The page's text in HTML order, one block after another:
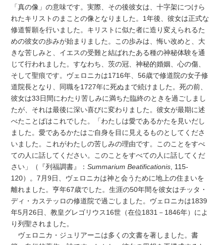
「真の像」の意味です。実際、その後彼女は、十字架につけら
れたキリストのまことの像となりました。1年後、彼女は正式な
修道誓願を行いました。キリストに似た者に造り変えられるた
めの彼女の歩みが始まりました。この歩みは、悔い改めと、大
きな苦しみと、イエスの受難と結ばれたある種の神秘体験を通
じて行われました。すなわち、茨の冠、神秘的婚姻、心の傷、
そして聖痕です。ヴェロニカは1716年、56歳で修道院の女子修
道院長となり、同職を1727年に死ぬまで続けました。死の前、
彼女は33日間にわたり苦しみに満ちた臨終のときを過ごしまし
たが、それは最後に深い喜びに変わりました。彼女が最期に述
べたことばはこれでした。「わたしは愛であるかたを見いだし
ました。愛であるかたはご自身を目に見えるものとしてくださ
いました。これがわたしの苦しみの理由です。このことをすべ
ての人に話してください。このことをすべての人に話してくだ
さい」（『列福調書』：Summarium Beatificationis , 115-
120）。7月9日、ヴェロニカは神と会うために地上の住まいを
離れました。亨年67歳でした。生涯の50年間を彼女はチッタ・
ディ・カステッロの修道院で過ごしました。ヴェロニカは1839
年5月26日、教皇グレゴリウス16世（在位1831－1846年）によ
り列聖されました。
ヴェロニカ・ジュリアーニは多くの文書を著しました。書